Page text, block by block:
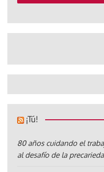
¡Tú!
80 años cuidando el
al desafío de la